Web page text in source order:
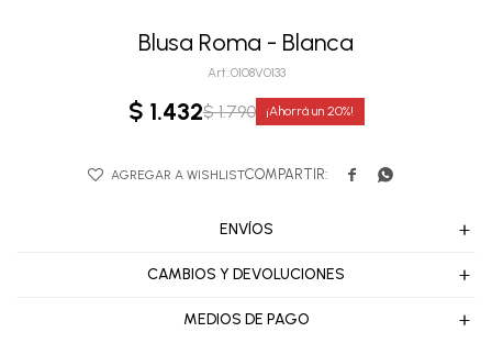
Blusa Roma - Blanca
0108V0133
$ 1.432$ 1.790 20
 
ENVÍOS
CAMBIOS Y DEVOLUCIONES
MEDIOS DE PAGO